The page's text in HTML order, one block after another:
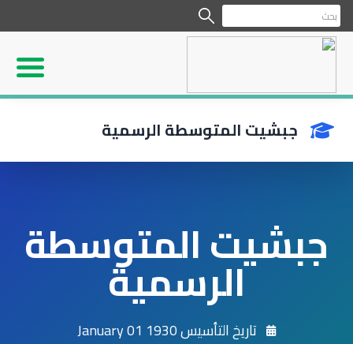
جبشيت المتوسطة الرسمية
جبشيت المتوسطة
الرسمية
تاريخ التأسيس 1930 January 01